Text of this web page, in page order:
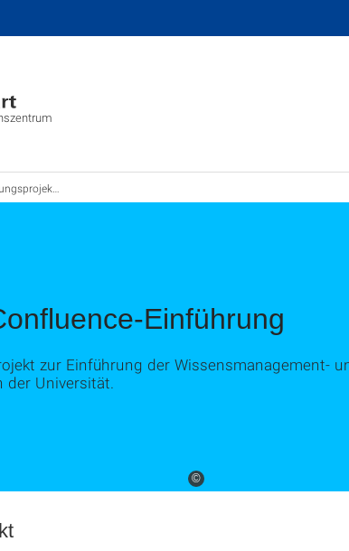
Confluence
©
Einführung
zur Einführung der Wissensmanagement-
der Universität.